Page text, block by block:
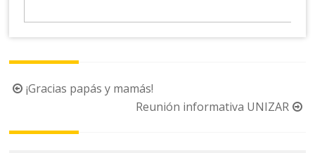
Navegación
la
¡Gracias papás y mamás!
Reunión informativa UNIZAR